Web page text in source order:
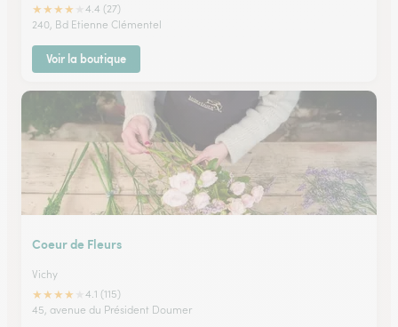
★★★★
4.4 (27)
240, Bd Etienne Clémentel
Voir la boutique
Coeur de Fleurs
Vichy
★★★★
4.1 (115)
45, avenue du Président Doumer